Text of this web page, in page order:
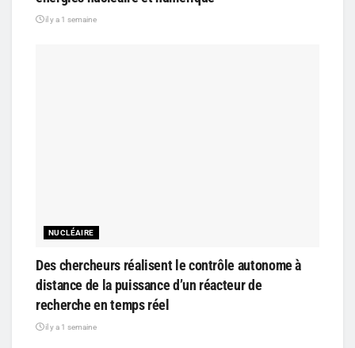
il y a 1 semaine
NUCLÉAIRE
Des chercheurs réalisent le contrôle autonome à
distance de la puissance d’un réacteur de
recherche en temps réel
il y a 1 semaine